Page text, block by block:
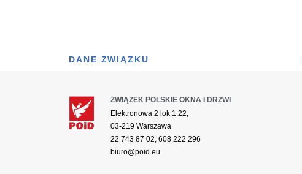
DANE ZWIĄZKU
ZWIĄZEK POLSKIE OKNA I DRZWI
Elektronowa 2 lok 1.22,
03-219 Warszawa
22 743 87 02, 608 222 296
biuro@poid.eu